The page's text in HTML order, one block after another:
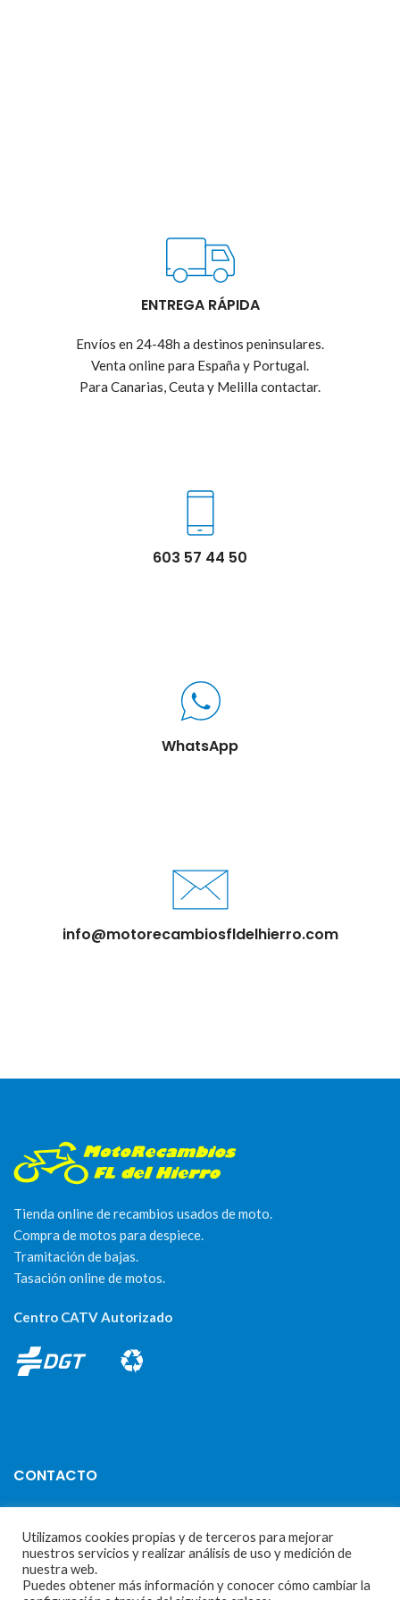
ENTREGA RÁPIDA
Envíos en 24-48h a destinos peninsulares.
Venta online para España y Portugal.
Para Canarias, Ceuta y Melilla contactar.
603 57 44 50
WhatsApp
info@motorecambiosfldelhierro.com
Tienda online de recambios usados de moto.
Compra de motos para despiece.
Tramitación de bajas.
Tasación online de motos.
Centro CATV Autorizado
CONTACTO
05440 Piedralaves-Ávila
603 57 44 50
Utilizamos cookies propias y de terceros para mejorar
nuestros servicios y realizar análisis de uso y medición de
nuestra web.
Puedes obtener más información y conocer cómo cambiar la